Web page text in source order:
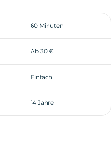
60 Minuten
Ab 30 €
Einfach
14 Jahre